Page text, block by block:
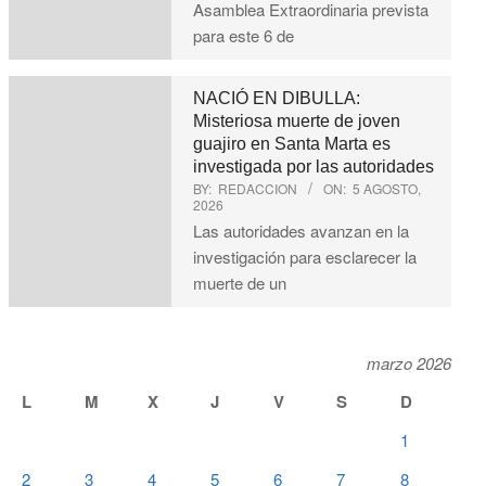
Asamblea Extraordinaria prevista
para este 6 de
NACIÓ EN DIBULLA:
Misteriosa muerte de joven
guajiro en Santa Marta es
investigada por las autoridades
BY: REDACCION ON: 5 AGOSTO,
2026
Las autoridades avanzan en la
investigación para esclarecer la
muerte de un
marzo 2026
L M X J V S D
1
2
3 4 5 6 7
8